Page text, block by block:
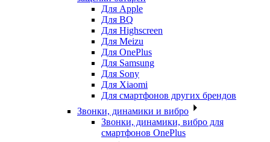
Для Apple
Для BQ
Для Highscreen
Для Meizu
Для OnePlus
Для Samsung
Для Sony
Для Xiaomi
Для смартфонов других брендов
Звонки, динамики и вибро
Звонки, динамики, вибро для
смартфонов OnePlus